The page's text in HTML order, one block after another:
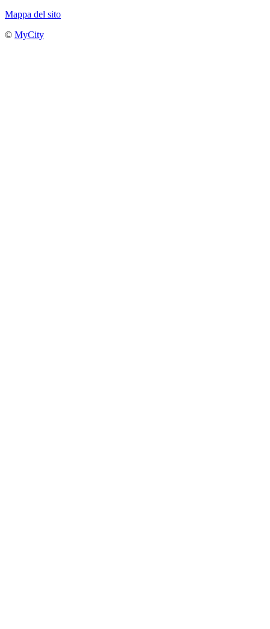
Mappa del sito
© MyCity